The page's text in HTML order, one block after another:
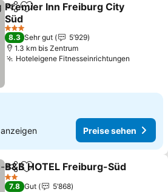
TeilenZu Favoriten hinzufügen
Premier Inn Freiburg City
Süd
Preise sehen
3 Sterne
8.3 Sehr gut
5’929
1.3 km bis Zentrum
Hoteleigene Fitnesseinrichtungen
anzeigen Preise sehen
TeilenZu Favoriten hinzufügen
B&B HOTEL Freiburg-Süd
2 Sterne
7.8 Gut
5’868